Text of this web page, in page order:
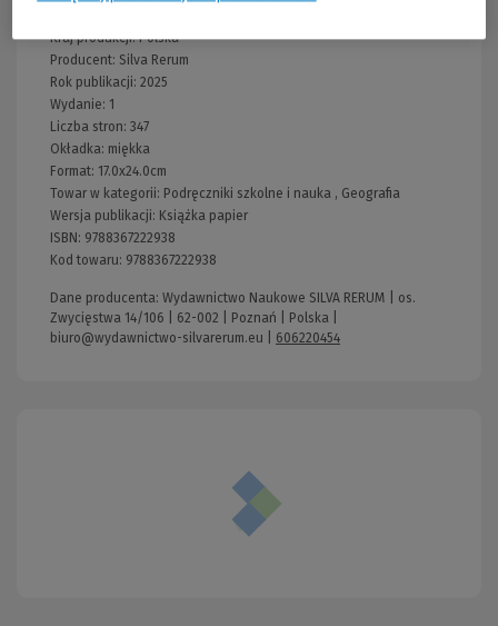
Kraj produkcji: Polska
Producent: Silva Rerum
Rok publikacji: 2025
Wydanie: 1
Liczba stron: 347
Okładka: miękka
Format: 17.0x24.0cm
Towar w kategorii: Podręczniki szkolne i nauka , Geografia
Wersja publikacji: Książka papier
ISBN: 9788367222938
Kod towaru: 9788367222938
Dane producenta: Wydawnictwo Naukowe SILVA RERUM | os.
Zwycięstwa 14/106 | 62-002 | Poznań | Polska |
biuro@wydawnictwo-silvarerum.eu
606220454